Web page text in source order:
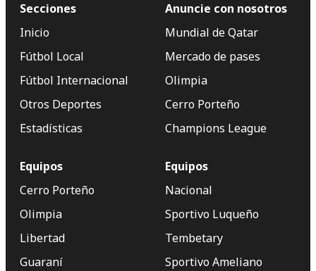
Secciones
Inicio
Fútbol Local
Fútbol Internacional
Otros Deportes
Estadísticas
Anuncie con nosotros
Mundial de Qatar
Mercado de pases
Olimpia
Cerro Porteño
Champions League
Equipos
Cerro Porteño
Olimpia
Libertad
Guaraní
Equipos
Nacional
Sportivo Luqueño
Tembetary
Sportivo Ameliano